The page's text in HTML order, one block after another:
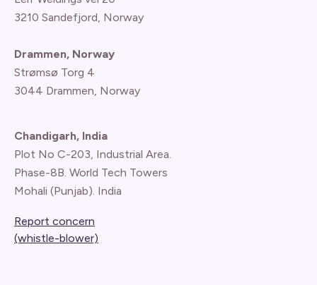
3210 Sandefjord, Norway
Drammen, Norway
Strømsø Torg 4
3044 Drammen, Norway
Chandigarh, India
Plot No C-203, Industrial Area.
Phase-8B. World Tech Towers
Mohali (Punjab). India
Report concern
(whistle-blower)